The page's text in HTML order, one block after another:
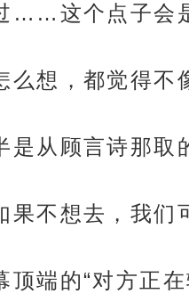
……这个点子会
想，都觉得不
从顾言诗那取
不想去，我们
端的“对方正